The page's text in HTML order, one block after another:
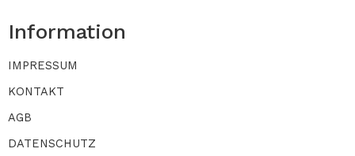
Information
IMPRESSUM
KONTAKT
AGB
DATENSCHUTZ